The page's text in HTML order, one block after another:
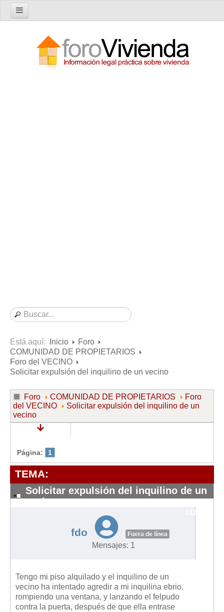
Nuevo tema
Contratos de Arrendamiento
De uso distinto al de vivienda
Otros contratos de Arrendamiento
Requerimientos y comunicaciones
Para contratos anteriores al 6 de junio de 2013
Para contratos de Renta Antigua
Formularios sobre Vivienda en Propiedad
Modelos de Contratos
Requerimientos y comunicaciones
Formularios sobre Propiedad Horizontal
Modelos de Convocatoria de Junta de Propietarios
Requerimientos y comunicaciones
Legislación sobre la Comunidad de Propietarios
Legislación sobre Adquisición de Vivienda en Propiedad
Legislación de interés práctico
Está aquí: Inicio
Foro
COMUNIDAD DE PROPIETARIOS
Foro del VECINO
Solicitar expulsión del inquilino de un vecino
Foro COMUNIDAD DE PROPIETARIOS
Foro
del VECINO
Solicitar expulsión del inquilino de un
vecino
Página: 1
TEMA:
Solicitar expulsión del inquilino de un
vecino
fdo Fuera de línea
Mensajes: 1
Tengo mi piso alquilado y el inquilino de un
vecino ha intentado agredir a mi inquilina ebrio,
rompiendo una ventana, y lanzando el felpudo
contra la puerta, después de que ella entrase